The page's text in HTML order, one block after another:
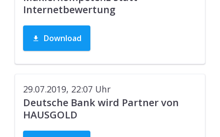
Internetbewertung
Download
29.07.2019, 22:07 Uhr
Deutsche Bank wird Partner von
HAUSGOLD